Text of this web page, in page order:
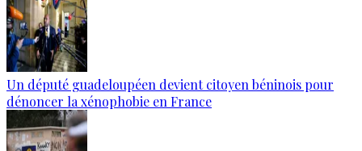
Un député guadeloupéen devient citoyen béninois pour
dénoncer la xénophobie en France